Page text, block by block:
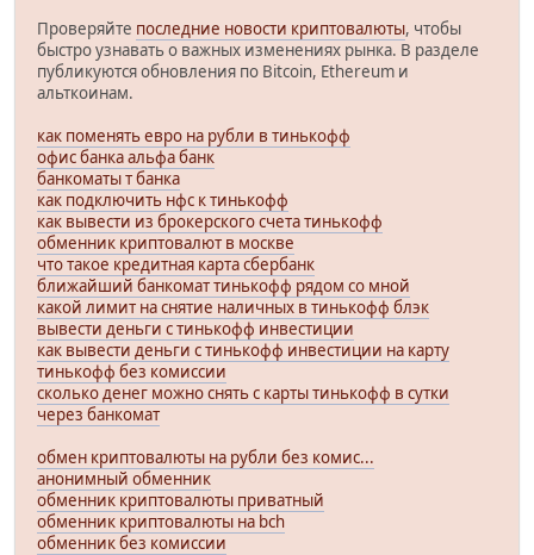
Проверяйте последние новости криптовалюты, чтобы
быстро узнавать о важных изменениях рынка. В разделе
публикуются обновления по Bitcoin, Ethereum и
альткоинам.
как поменять евро на рубли в тинькофф
офис банка альфа банк
банкоматы т банка
как подключить нфс к тинькофф
как вывести из брокерского счета тинькофф
обменник криптовалют в москве
что такое кредитная карта сбербанк
ближайший банкомат тинькофф рядом со мной
какой лимит на снятие наличных в тинькофф блэк
вывести деньги с тинькофф инвестиции
как вывести деньги с тинькофф инвестиции на карту
тинькофф без комиссии
сколько денег можно снять с карты тинькофф в сутки
через банкомат
обмен криптовалюты на рубли без комис...
анонимный обменник
обменник криптовалюты приватный
обменник криптовалюты на bch
обменник без комиссии